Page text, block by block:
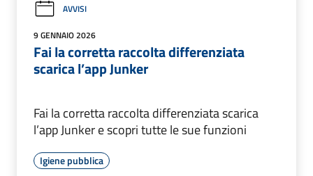
AVVISI
9 GENNAIO 2026
Fai la corretta raccolta differenziata
scarica l’app Junker
Fai la corretta raccolta differenziata scarica
l’app Junker e scopri tutte le sue funzioni
Igiene pubblica